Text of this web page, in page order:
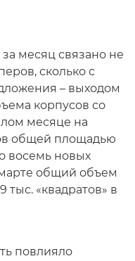
месяц связано не
сколько с
– выходом
корпусов со
месяце на
общей площадью
восемь новых
общий объем
тыс. «квадратов» в
повлияло